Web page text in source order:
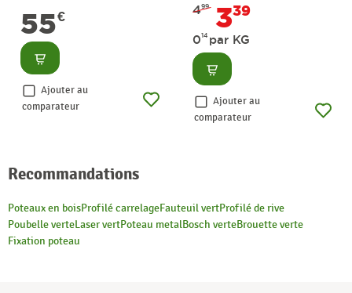
55€
Consulter
Ajouter au
comparateur
499 339
014 par KG
Consulter
Ajouter au
comparateur
Recommandations
Poteaux en boisProfilé carrelageFauteuil vertProfilé de rive
Poubelle verteLaser vertPoteau metalBosch verteBrouette verte
Fixation poteau